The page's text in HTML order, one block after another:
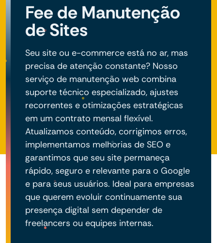
Fee de Manutenção
de Sites
Seu site ou e-commerce está no ar, mas
precisa de atenção constante? Nosso
serviço de manutenção web combina
suporte técnico especializado, ajustes
recorrentes e otimizações estratégicas
em um contrato mensal flexível.
Atualizamos conteúdo, corrigimos erros,
implementamos melhorias de SEO e
garantimos que seu site permaneça
rápido, seguro e relevante para o Google
e para seus usuários. Ideal para empresas
que querem evoluir continuamente sua
presença digital sem depender de
freelancers ou equipes internas.